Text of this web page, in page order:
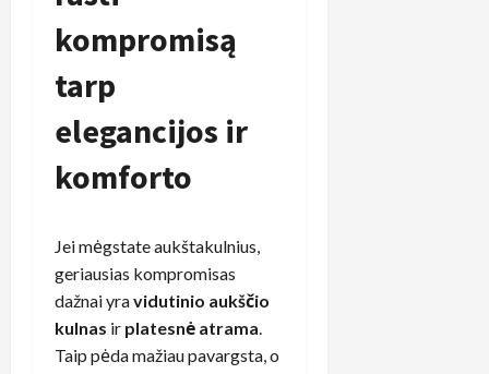
kompromisą
tarp
elegancijos ir
komforto
Jei mėgstate aukštakulnius,
geriausias kompromisas
dažnai yravidutinio aukščio
kulnas ir platesnė atrama
Taip pėda mažiau pavargsta, o